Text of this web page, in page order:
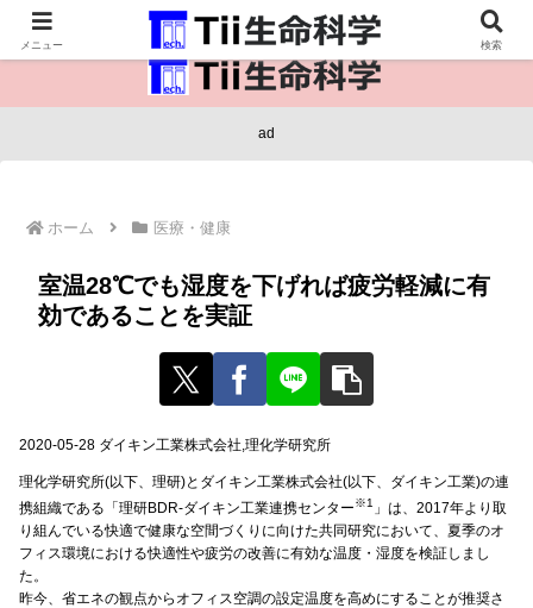
医療保健・生命・生物の情報インフラ。
ad
ホーム 医療・健康
室温28℃でも湿度を下げれば疲労軽減に有
効であることを実証
2020-05-28 ダイキン工業株式会社,理化学研究所
理化学研究所(以下、理研)とダイキン工業株式会社(以下、ダイキン工業)の連
携組織である「理研BDR-ダイキン工業連携センター※1 」は、2017年より取
り組んでいる快適で健康な空間づくりに向けた共同研究において、夏季のオ
フィス環境における快適性や疲労の改善に有効な温度・湿度を検証しまし
た。
昨今、省エネの観点からオフィス空調の設定温度を高めにすることが推奨さ
メニュー 検索